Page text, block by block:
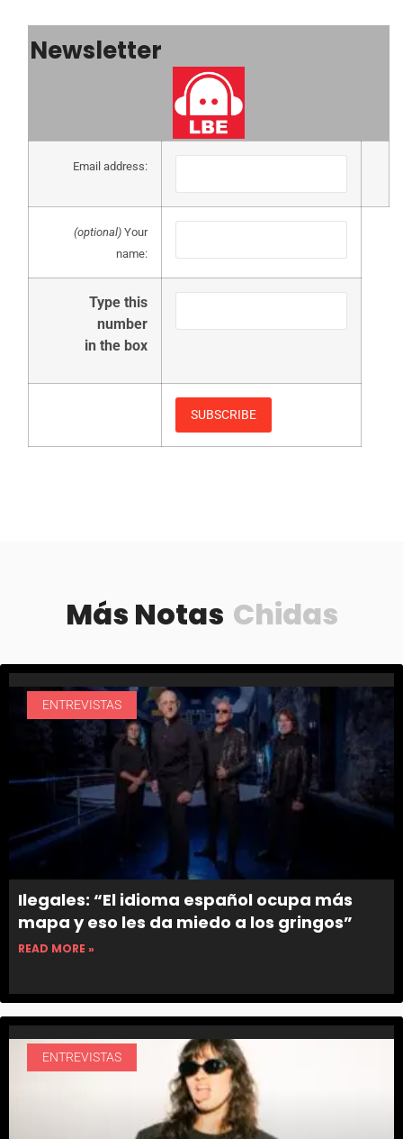
Newsletter
Email address:
(optional) Your
name:
Type this
number
in the box
Más Notas Chidas
ENTREVISTAS
Ilegales: “El idioma español ocupa más
mapa y eso les da miedo a los gringos”
READ MORE »
ENTREVISTAS